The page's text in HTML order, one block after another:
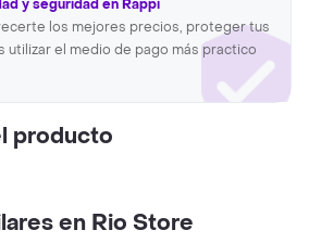
y seguridad en Rappi
los mejores precios, proteger tus
utilizar el medio de pago más practico
producto
en Rio Store